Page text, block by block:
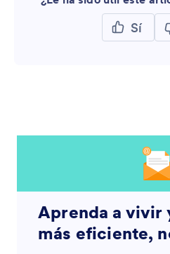
Sí
Aprenda a vivir
más eficiente,